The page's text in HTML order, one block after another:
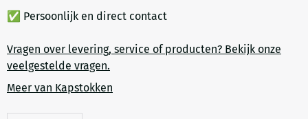
✅ Persoonlijk en direct contact
Vragen over levering, service of producten? Bekijk onze
veelgestelde vragen.
Meer van Kapstokken